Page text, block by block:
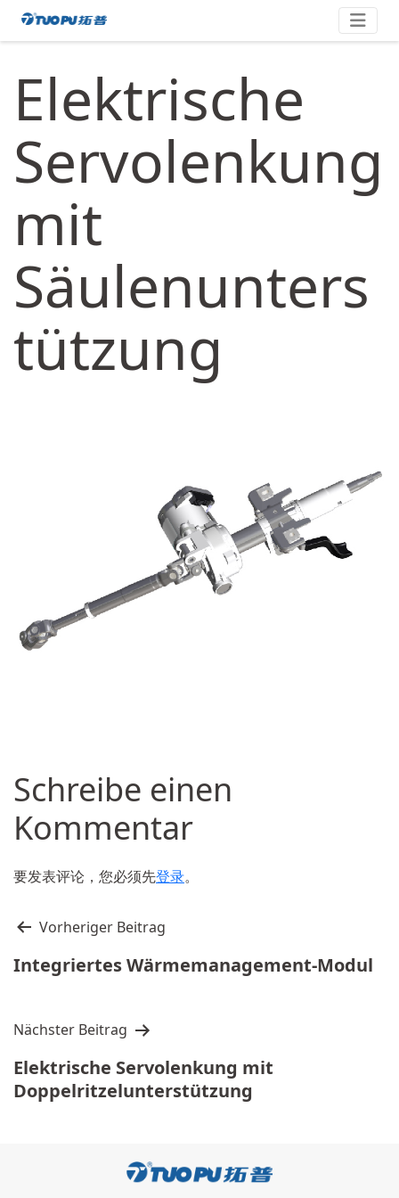
Zum
Inhalt
拓
·
科
技
平
台
企
业
Elektrische
Servolenkung
mit
Säulenunters
tützung
Schreibe einen
Kommentar
要发表评论，您必须先登录。
文
章
导
Vorheriger Beitrag
Integriertes Wärmemanagement-Modul
Nächster Beitrag
Elektrische Servolenkung mit
Doppelritzelunterstützung